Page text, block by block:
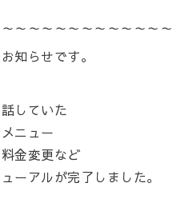
～～～～～～～～～～～～
知らせです。
していた
ニュー
金変更など
ーアルが完了しました。